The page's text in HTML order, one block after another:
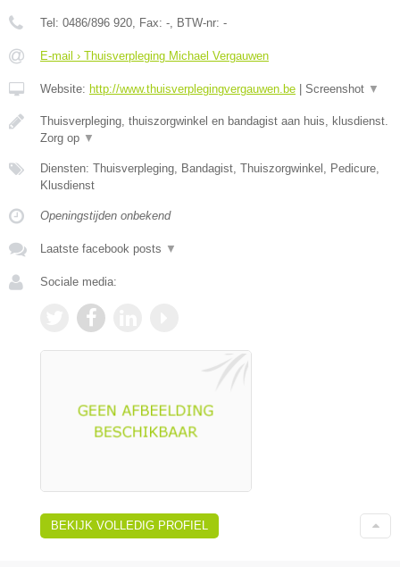
Tel: 0486/896 920, Fax: -, BTW-nr: -
E-mail › Thuisverpleging Michael Vergauwen
Website: http://www.thuisverplegingvergauwen.be Screenshot ▼
Thuisverpleging, thuiszorgwinkel en bandagist aan huis, klusdienst.
Zorg op ▼
Diensten: Thuisverpleging, Bandagist, Thuiszorgwinkel, Pedicure,
Klusdienst
Openingstijden onbekend
Laatste facebook posts ▼
Sociale media:
BEKIJK VOLLEDIG PROFIEL